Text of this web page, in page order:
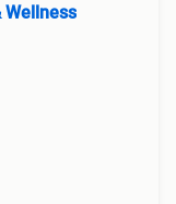
Wellness